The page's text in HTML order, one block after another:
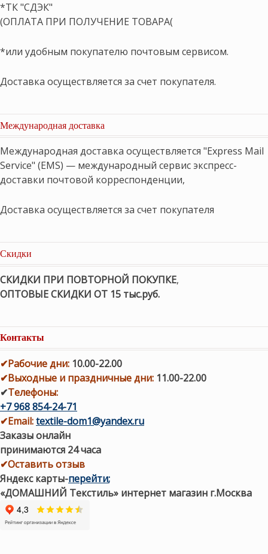
*ТК "СДЭК"
(ОПЛАТА ПРИ ПОЛУЧЕНИЕ ТОВАРА(
*или удобным покупателю почтовым сервисом.
Доставка осуществляется за счет покупателя.
Международная доставка
Международная доставка осуществляется "Express Mail
Service" (EMS) — международный сервис экспресс-
доставки почтовой корреспонденции,
Доставка осуществляется за счет покупателя
Скидки
СКИДКИ ПРИ ПОВТОРНОЙ ПОКУПКЕ,
ОПТОВЫЕ СКИДКИ ОТ 15 тыс.руб.
Контакты
✔Рабочие дни: 10.00-22.00
✔Выходные и праздничные дни: 11.00-22.00
✔Телефоны:
+7 968 854-24-71
✔Email:textile-dom1@yandex.ru
Заказы онлайн
принимаются 24 часа
✔Оставить отзыв
Яндекс карты-перейти;
«ДОМАШНИЙ Текстиль» интернет магазин г.Москва